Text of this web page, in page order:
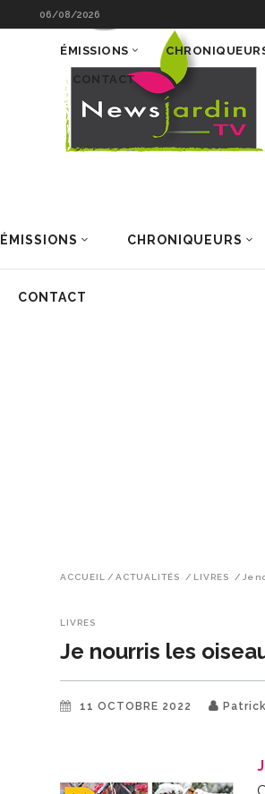
06/08/2026
ÉMISSIONS CHRONIQUEURS
CONTACT
ÉMISSIONS
CONTACT
ACCUEIL / ACTUALITÉS / LIVRES / Je
LIVRES
Je nourris les
11 OCTOBRE 2022